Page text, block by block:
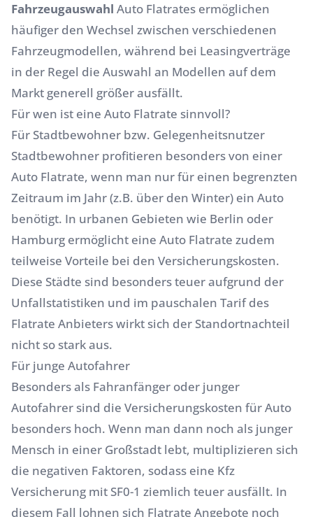
Fahrzeugauswahl Auto Flatrates ermöglichen
häufiger den Wechsel zwischen verschiedenen
Fahrzeugmodellen, während bei Leasingverträge
in der Regel die Auswahl an Modellen auf dem
Markt generell größer ausfällt.
Für wen ist eine Auto Flatrate sinnvoll?
Für Stadtbewohner bzw. Gelegenheitsnutzer
Stadtbewohner profitieren besonders von einer
Auto Flatrate, wenn man nur für einen begrenzten
Zeitraum im Jahr (z.B. über den Winter) ein Auto
benötigt. In urbanen Gebieten wie Berlin oder
Hamburg ermöglicht eine Auto Flatrate zudem
teilweise Vorteile bei den Versicherungskosten.
Diese Städte sind besonders teuer aufgrund der
Unfallstatistiken und im pauschalen Tarif des
Flatrate Anbieters wirkt sich der Standortnachteil
nicht so stark aus.
Für junge Autofahrer
Besonders als Fahranfänger oder junger
Autofahrer sind die Versicherungskosten für Auto
besonders hoch. Wenn man dann noch als junger
Mensch in einer Großstadt lebt, multiplizieren sich
die negativen Faktoren, sodass eine Kfz
Versicherung mit SF0-1 ziemlich teuer ausfällt. In
diesem Fall lohnen sich Flatrate Angebote noch